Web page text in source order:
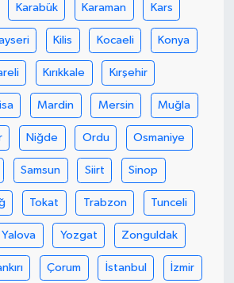
Karabük Karaman Kars
Kilis Kocaeli Konya
Kırıkkale Kırşehir
Mardin Mersin Muğla
Niğde Ordu Osmaniye
Samsun Siirt Sinop
Tokat Trabzon Tunceli
Yalova Yozgat Zonguldak
Çorum İstanbul İzmir